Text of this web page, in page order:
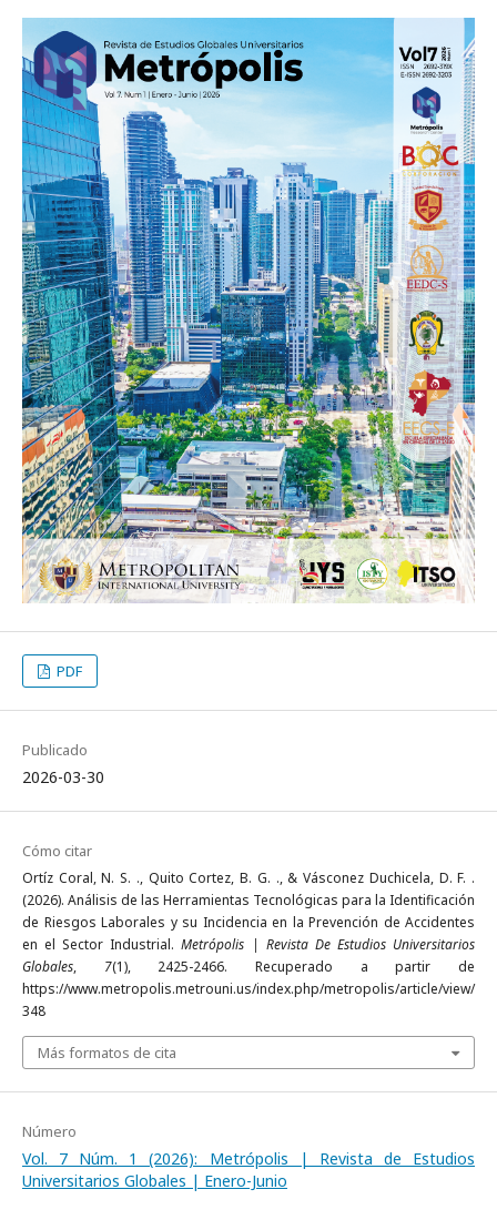
PDF
Publicado
2026-03-30
Cómo citar
Ortíz Coral, N. S. ., Quito Cortez, B. G. ., & Vásconez Duchicela, D. F. .
(2026). Análisis de las Herramientas Tecnológicas para la Identificación
de Riesgos Laborales y su Incidencia en la Prevención de Accidentes
en el Sector Industrial.Metrópolis | Revista De Estudios Universitarios
Globales, 7(1), 2425-2466. Recuperado a partir de
https://www.metropolis.metrouni.us/index.php/metropolis/article/view/
348
Más formatos de cita
Número
Vol. 7 Núm. 1 (2026): Metrópolis | Revista de Estudios
Universitarios Globales | Enero-Junio